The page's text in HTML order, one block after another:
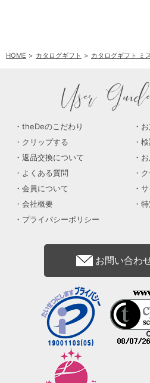
HOME カタログギフト カタログギフト ミ
User
theDeのこだわり
クリップする
返品交換について
よくある質問
会員について
会社概要
プライバシーポリシー
お問い合わ